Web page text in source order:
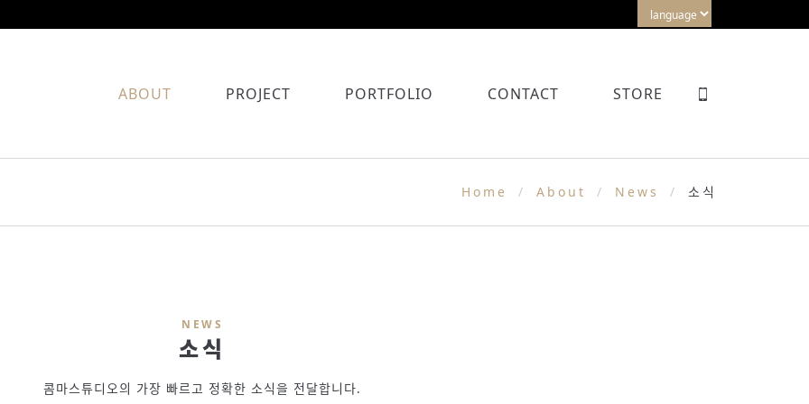
ABOUT PROJECT PORTFOLIO CONTACT STORE
Home About News 소식
NEWS
소식
콤마스튜디오의 가장 빠르고 정확한 소식을 전달합니다.